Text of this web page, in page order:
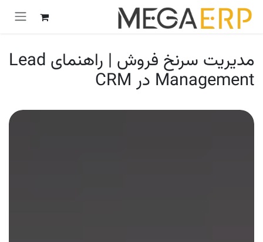
پرش به محتوا
مدیریت سرنخ فروش | راهنمای Lead
Management در CRM